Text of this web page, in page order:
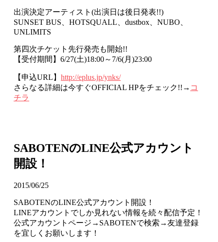
出演決定アーティスト(出演日は後日発表!!)
SUNSET BUS、HOTSQUALL、dustbox、NUBO、
UNLIMITS
第四次チケット先行発売も開始!!
【受付期間】6/27(土)18:00～7/6(月)23:00
【申込URL】 http://eplus.jp/ynks/
さらなる詳細は今すぐOFFICIAL HPをチェック!!→ コ
チラ
SABOTENのLINE公式アカウント
開設！
2015/06/25
SABOTENのLINE公式アカウント開設！
LINEアカウントでしか見れない情報を続々配信予定！
公式アカウントページ→SABOTENで検索→友達登録
を宜しくお願いします！